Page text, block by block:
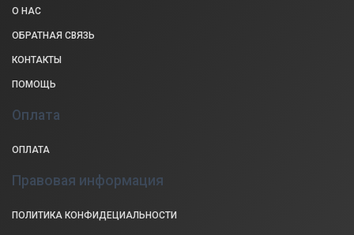
О НАС
ОБРАТНАЯ СВЯЗЬ
КОНТАКТЫ
ПОМОЩЬ
Оплата
ОПЛАТА
Правовая информация
ПОЛИТИКА КОНФИДЕЦИАЛЬНОСТИ